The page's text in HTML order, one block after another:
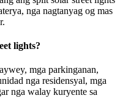
nga nagtanyag og mas
lights?
mga parkinganan,
nga residensyal, mga
nga walay kuryente sa